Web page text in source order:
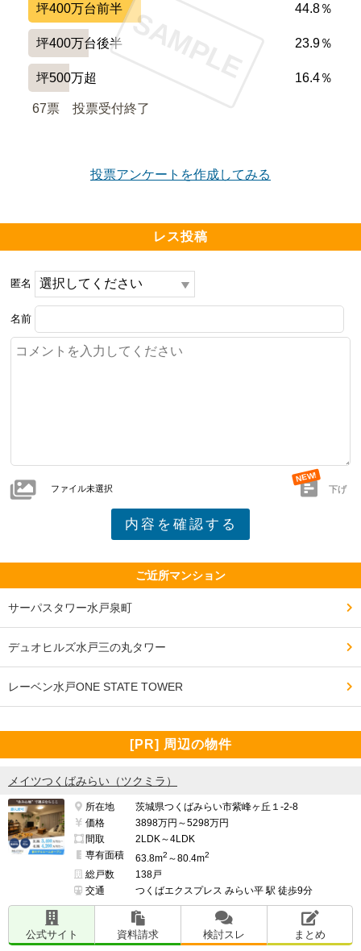
坪400万台前半 44.8％
坪400万台後半 23.9％
坪500万超 16.4％
67票 投票受付終了
SAMPLE
投票アンケートを作成してみる
レス投稿
匿名
名前
ファイル未選択 下げ
ご近所マンション
サーパスタワー水戸泉町
デュオヒルズ水戸三の丸タワー
レーベン水戸ONE STATE TOWER
[PR] 周辺の物件
メイツつくばみらい（ツクミラ）
所在地
茨城県つくばみらい市紫峰ヶ丘１-2-8
価格
3898万円～5298万円
間取
2LDK～4LDK
専有面積
63.8m2 ～80.4m2
総戸数
138戸
交通
つくばエクスプレス みらい平 駅 徒歩9分
公式サイト 資料請求 検討スレ まとめ